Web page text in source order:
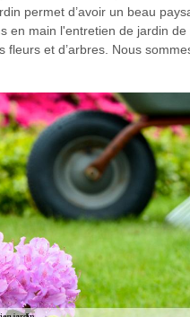
permet d’avoir un beau
en main l'entretien de jardin de
et d’arbres. Nous